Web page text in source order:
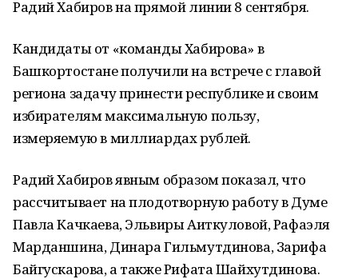
Радий Хабиров на прямой линии 8 сентября.
Кандидаты от «команды Хабирова» в
Башкортостане получили на встрече с главой
региона задачу принести республике и своим
избирателям максимальную пользу,
измеряемую в миллиардах рублей.
Радий Хабиров явным образом показал, что
рассчитывает на плодотворную работу в Думе
Павла Качкаева, Эльвиры Аиткуловой, Рафаэля
Марданшина, Динара Гильмутдинова, Зарифа
Байгускарова, а также Рифата Шайхутдинова.